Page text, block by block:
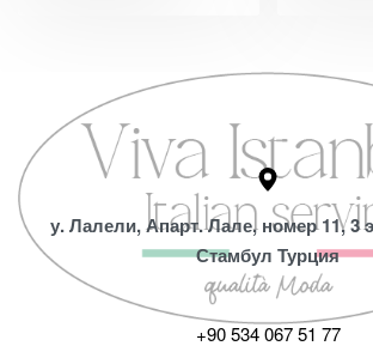
у. Лалели, Апарт. Лале, номер 11, 3
Стамбул Турция
+90 534 067 51 77